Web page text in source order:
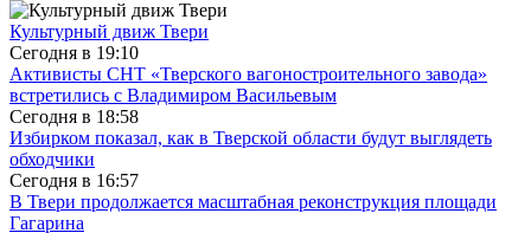
Культурный движ Твери
Сегодня в 19:10
Активисты СНТ «Тверского вагоностроительного завода»
встретились с Владимиром Васильевым
Сегодня в 18:58
Избирком показал, как в Тверской области будут выглядеть
обходчики
Сегодня в 16:57
В Твери продолжается масштабная реконструкция площади
Гагарина